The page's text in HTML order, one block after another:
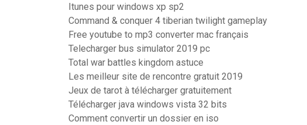
Itunes pour windows xp sp2
Command & conquer 4 tiberian twilight gameplay
Free youtube to mp3 converter mac français
Telecharger bus simulator 2019 pc
Total war battles kingdom astuce
Les meilleur site de rencontre gratuit 2019
Jeux de tarot à télécharger gratuitement
Télécharger java windows vista 32 bits
Comment convertir un dossier en iso